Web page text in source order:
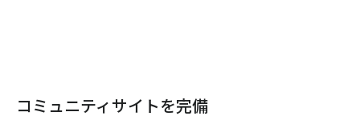
コミュニティサイトを完備